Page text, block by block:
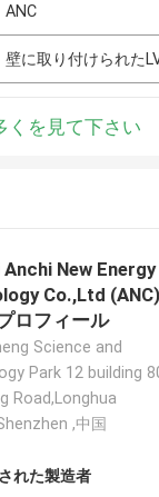
ANC
壁に取り付けられた
くを見て下さい
New Energy
Co.,Ltd
ロフィール
Science and
Park 12 building
Road,Longhua
,中国
れた製造者